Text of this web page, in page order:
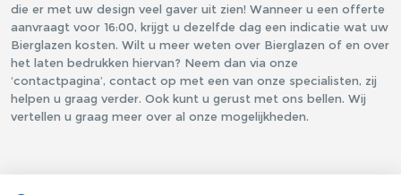
die er met uw design veel gaver uit zien! Wanneer u een offerte
aanvraagt voor 16:00, krijgt u dezelfde dag een indicatie wat uw
Bierglazen kosten. Wilt u meer weten over Bierglazen of en over
het laten bedrukken hiervan? Neem dan via onze
‘contactpagina’, contact op met een van onze specialisten, zij
helpen u graag verder. Ook kunt u gerust met ons bellen. Wij
vertellen u graag meer over al onze mogelijkheden.